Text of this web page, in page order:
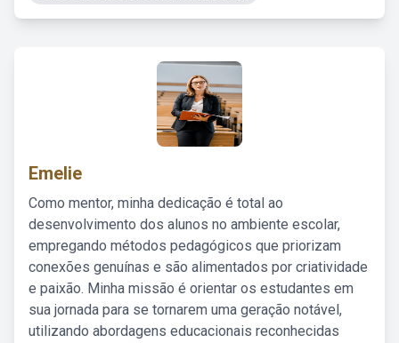
Emelie
Como mentor, minha dedicação é total ao
desenvolvimento dos alunos no ambiente escolar,
empregando métodos pedagógicos que priorizam
conexões genuínas e são alimentados por criatividade
e paixão. Minha missão é orientar os estudantes em
sua jornada para se tornarem uma geração notável,
utilizando abordagens educacionais reconhecidas